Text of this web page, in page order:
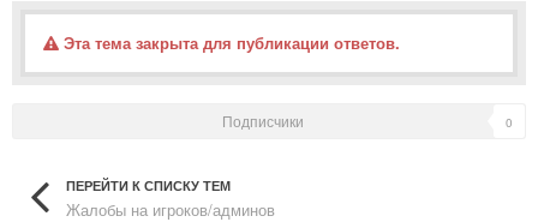
Эта тема закрыта для публикации ответов.
Подписчики 0
ПЕРЕЙТИ К СПИСКУ ТЕМ
Жалобы на игроков/админов